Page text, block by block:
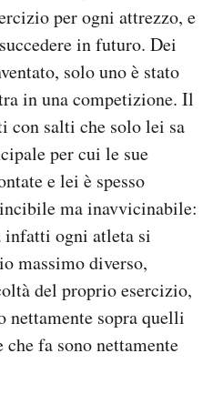
per ogni attrezzo, e
in futuro. Dei
solo uno è stato
in una competizione. Il
con salti che solo lei sa
per cui le sue
e lei è spesso
ma inavvicinabile:
ogni atleta si
massimo diverso,
del proprio esercizio,
nettamente sopra quelli
fa sono nettamente